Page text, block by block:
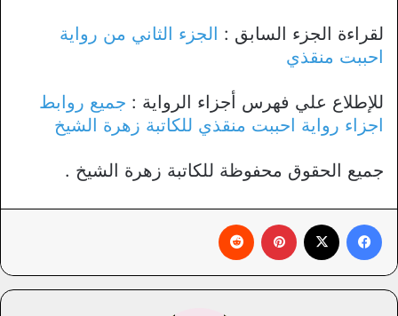
لقراءة الجزء السابق : الجزء الثاني من رواية
احببت منقذي
للإطلاع علي فهرس أجزاء الرواية : جميع روابط
اجزاء رواية احببت منقذي للكاتبة زهرة الشيخ
جميع الحقوق محفوظة للكاتبة زهرة الشيخ .